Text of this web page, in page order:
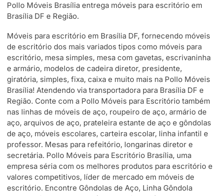
Pollo Móveis Brasília entrega móveis para escritório em
Brasília DF e Região.
Móveis para escritório em Brasília DF, fornecendo móveis
de escritório dos mais variados tipos como móveis para
escritório, mesa simples, mesa com gavetas, escrivaninha
e armário, modelos de cadeira diretor, presidente,
giratória, simples, fixa, caixa e muito mais na Pollo Móveis
Brasília! Atendendo via transportadora para Brasília DF e
Região. Conte com a Pollo Móveis para Escritório também
nas linhas de móveis de aço, roupeiro de aço, armário de
aço, arquivos de aço, prateleira estante de aço e gôndolas
de aço, móveis escolares, carteira escolar, linha infantil e
professor. Mesas para refeitório, longarinas diretor e
secretária. Pollo Móveis para Escritório Brasília, uma
empresa séria com os melhores produtos para escritório e
valores competitivos, líder de mercado em móveis de
escritório. Encontre Gôndolas de Aço, Linha Gôndola